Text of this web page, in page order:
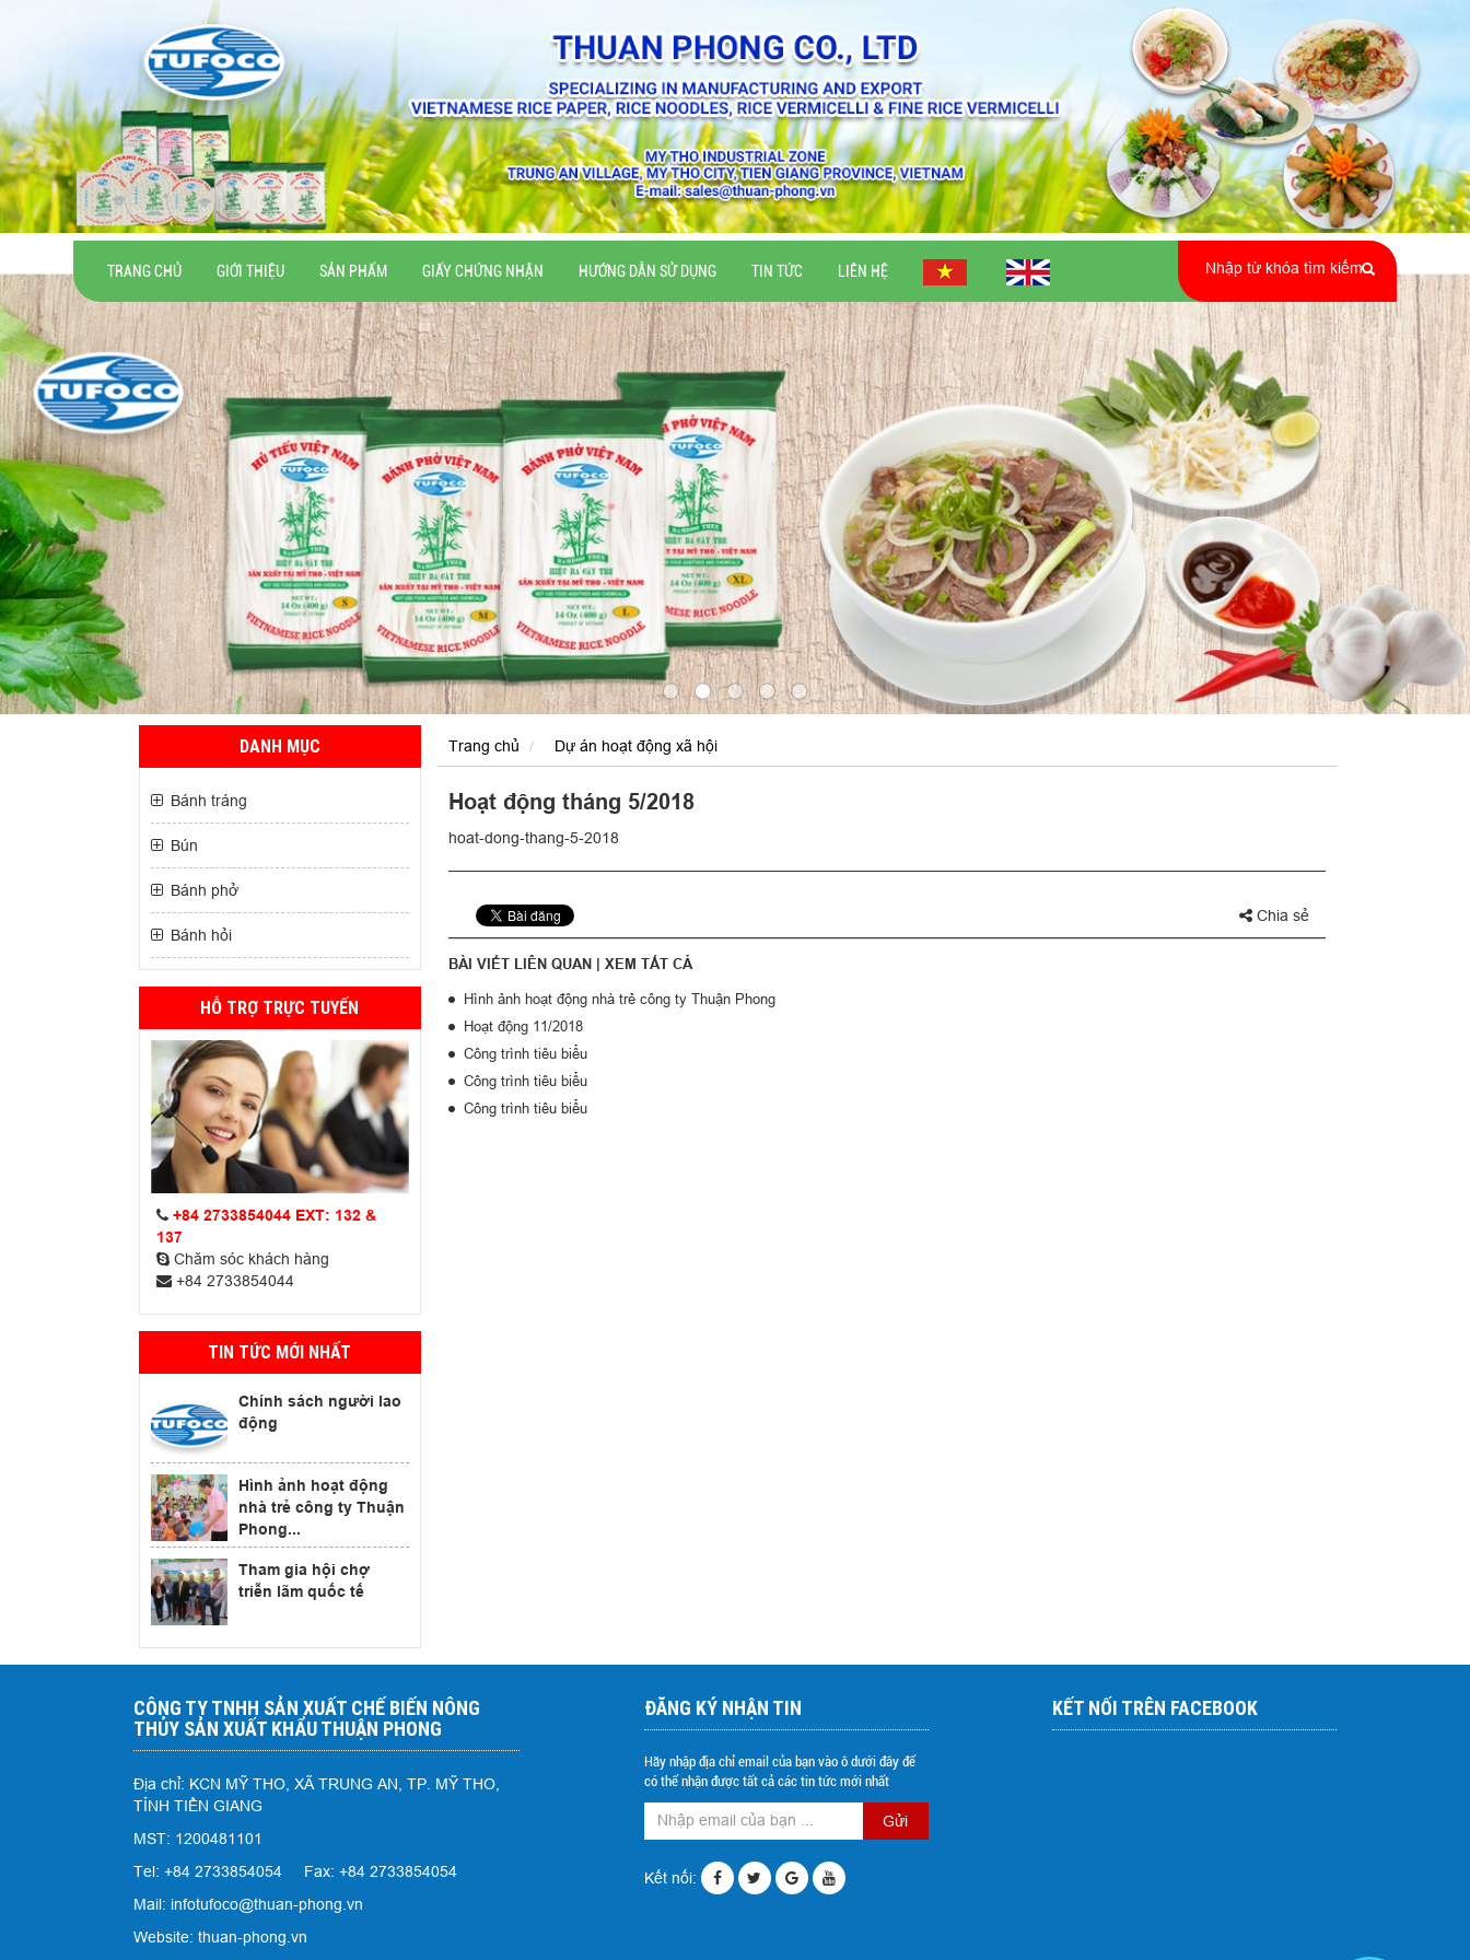
TRANG CHỦ GIỚI THIỆU SẢN PHẨM GIẤY CHỨNG NHẬN HƯỚNG DẪN SỬ DỤNG TIN TỨC LIÊN HỆ
DANH MỤC
Bánh tráng
Bún
Bánh phở
Bánh hỏi
HỖ TRỢ TRỰC TUYẾN
+84 2733854044 EXT: 132 &
137
Chăm sóc khách hàng
+84 2733854044
TIN TỨC MỚI NHẤT
Chính sách người lao
động
Hình ảnh hoạt động
nhà trẻ công ty Thuận
Phong...
Tham gia hội chợ
triễn lãm quốc tế
Trang chủ Dự án hoạt động xã hội
Hoạt động tháng 5/2018
hoat-dong-thang-5-2018
Chia sẻ
BÀI VIẾT LIÊN QUAN | XEM TẤT CẢ
Hình ảnh hoạt động nhà trẻ công ty Thuận Phong
Hoạt động 11/2018
Công trình tiêu biểu
Công trình tiêu biểu
Công trình tiêu biểu
CÔNG TY TNHH SẢN XUẤT CHẾ BIẾN NÔNG
THỦY SẢN XUẤT KHẨU THUẬN PHONG
Địa chỉ: KCN MỸ THO, XÃ TRUNG AN, TP. MỸ THO,
TỈNH TIỀN GIANG
MST: 1200481101
Tel: +84 2733854054 Fax: +84 2733854054
Mail: infotufoco@thuan-phong.vn
Website: thuan-phong.vn
ĐĂNG KÝ NHẬN TIN
Hãy nhập địa chỉ email của bạn vào ô dưới đây để
có thể nhận được tất cả các tin tức mới nhất
Gửi
Kết nối:
KẾT NỐI TRÊN FACEBOOK